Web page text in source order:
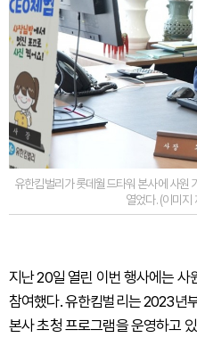
유한킴벌리가 롯데월드타워 본사에 사
열었다. (이미
지난 20일 열린 이번 행사에는 사
참여했다. 유한킴벌리는 2023년
본사 초청 프로그램을 운영하고